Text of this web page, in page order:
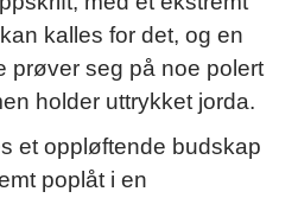
kalles for det, og en
prøver seg på noe polert
holder uttrykket jorda.
et oppløftende budskap
poplåt i en